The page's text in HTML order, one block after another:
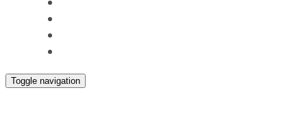
Toggle navigation